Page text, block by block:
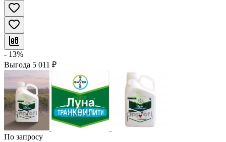
- 13%
Выгода 5 011 ₽
По запросу